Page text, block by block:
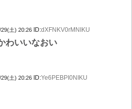
土) 20:26 ID:dXFNKV0rMNIKU
わいいなおい
土) 20:26 ID:Ye6PEBPI0NIKU